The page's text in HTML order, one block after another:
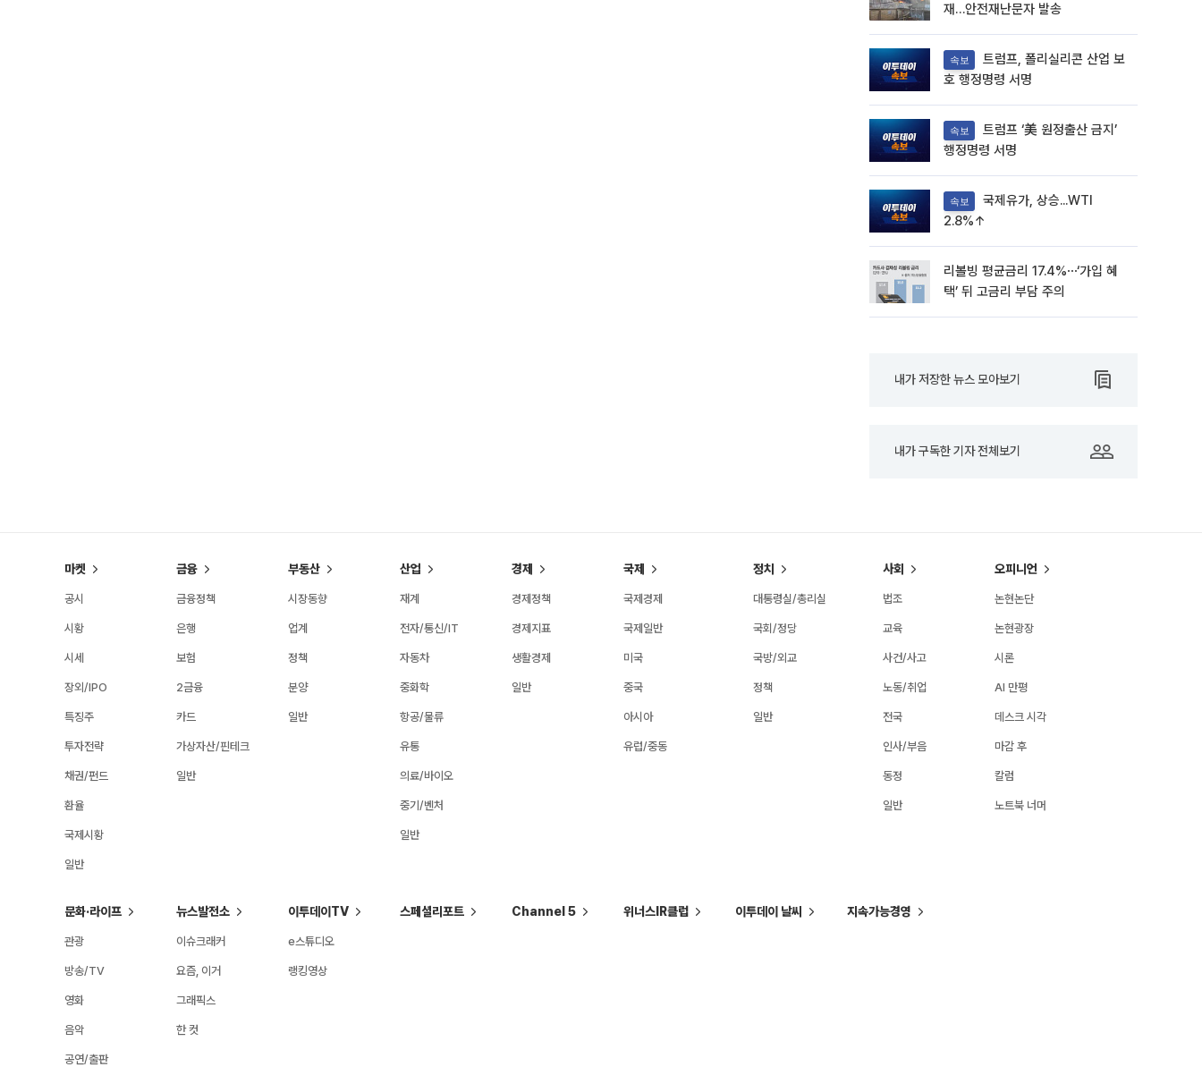
재…안전재난문자 발송
속보
호 행정명령 서명
속보
행정명령 서명
속보
2.8%↑
리볼빙 평균금리 17.4%⋯‘가입 혜
택’ 뒤 고금리 부담 주의
내가 저장한 뉴스 모아보기
내가 구독한 기자 전체보기
마켓
공시
시황
시세
장외/IPO
특징주
투자전략
채권/펀드
환율
국제시황
일반
금융
금융정책
은행
보험
2금융
카드
가상자산/핀테크
일반
부동산
시장동향
업계
정책
분양
일반
산업
재계
전자/통신/IT
자동차
중화학
항공/물류
유통
의료/바이오
중기/벤처
일반
경제
경제정책
경제지표
생활경제
일반
국제
국제경제
국제일반
미국
중국
아시아
유럽/중동
정치
대통령실/총리실
국회/정당
국방/외교
정책
일반
사회
법조
교육
사건/사고
노동/취업
전국
인사/부음
동정
일반
오피니언
논현논단
논현광장
시론
AI 만평
데스크 시각
마감 후
칼럼
노트북 너머
문화·라이프
관광
방송/TV
영화
음악
공연/출판
뉴스발전소
이슈크래커
요즘, 이거
그래픽스
한 컷
이투데이TV
e스튜디오
랭킹영상
스페셜리포트 Channel 5 위너스IR클럽 이투데이 날씨 지속가능경영